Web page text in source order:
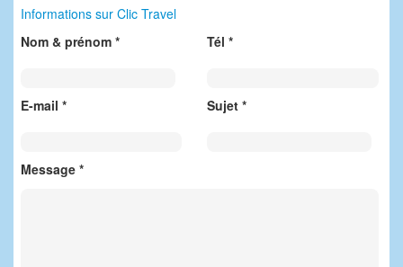
Informations sur Clic Travel
Nom & prénom *
Tél *
E-mail * Sujet *
Message *